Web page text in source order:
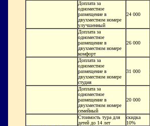
Доплата за
одноместное
размещение в
двухместном номере
улучшенный
24 000
Доплата за
одноместное
размещение в
двухместном номере
комфорт
26 000
Доплата за
одноместное
размещение в
двухместном номере
студия
31 000
Доплата за
одноместное
размещение в
двухместном номере
семейный
20 000
Стоимость тура для
детей до 14 лет
скидка
10%